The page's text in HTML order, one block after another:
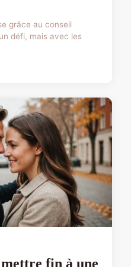
grâce au conseil
défi, mais avec les
fin à une